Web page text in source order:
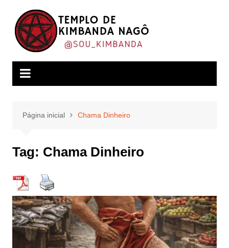
conteúdo
Página inicial Chama Dinheiro
Tag: Chama Dinheiro